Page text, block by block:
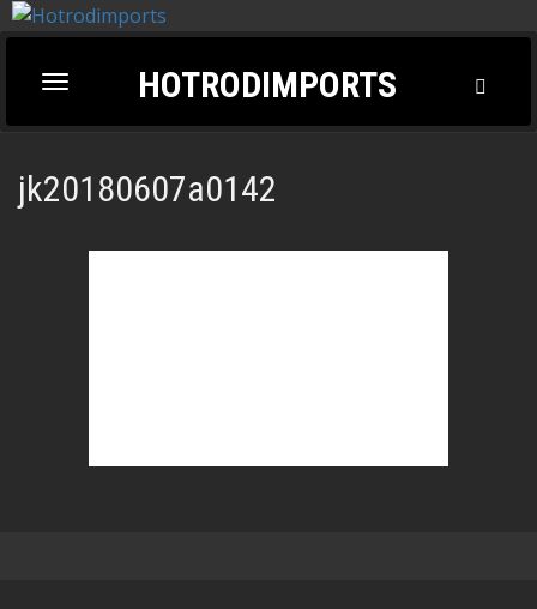
Toggle
navigation
HOTRODIMPORTS
jk20180607a0142